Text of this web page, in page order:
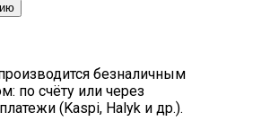
безналичным
по счёту или через
(Kaspi, Halyk и др.).